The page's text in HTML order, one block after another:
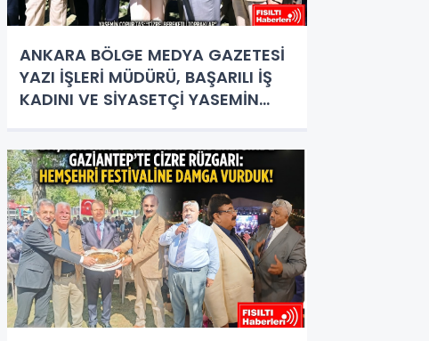
ANKARA BÖLGE MEDYA GAZETESİ
YAZI İŞLERİ MÜDÜRÜ, BAŞARILI İŞ
KADINI VE SİYASETÇİ YASEMİN